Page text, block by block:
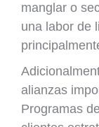
manglar o
una labor de
alianzas
Programas